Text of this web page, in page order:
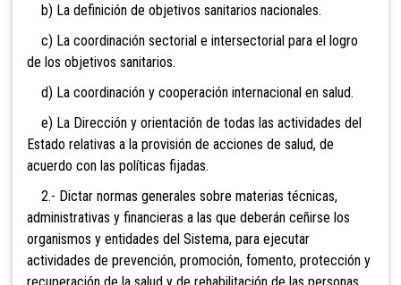
b) La definición de objetivos sanitarios nacionales.
c) La coordinación sectorial e intersectorial para el logro
de los objetivos sanitarios.
d) La coordinación y cooperación internacional en salud.
e) La Dirección y orientación de todas las actividades del
Estado relativas a la provisión de acciones de salud, de
acuerdo con las políticas fijadas.
2.- Dictar normas generales sobre materias técnicas,
administrativas y financieras a las que deberán ceñirse los
organismos y entidades del Sistema, para ejecutar
actividades de prevención, promoción, fomento, protección y